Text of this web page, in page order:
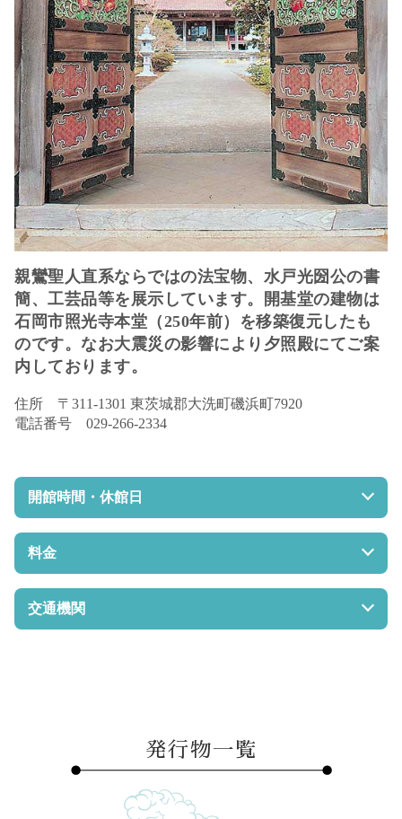
親鸞聖人直系ならではの法宝物、水戸光圀公の書
簡、工芸品等を展示しています。開基堂の建物は
石岡市照光寺本堂（250年前）を移築復元したも
のです。なお大震災の影響により夕照殿にてご案
内しております。
住所 〒311-1301 東茨城郡大洗町磯浜町7920
電話番号 029-266-2334
開館時間・休館日
開館時間 9:30～16:30
休館日 無休
料金
懇志
交通機関
発行物一覧